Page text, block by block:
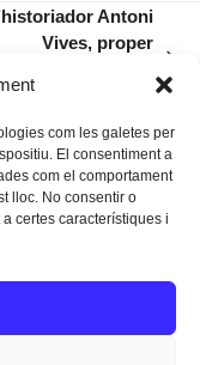
com les galetes per
El consentiment a
com el comportament
lloc. No consentir o
certes característiques i
Antoni
Vives, proper